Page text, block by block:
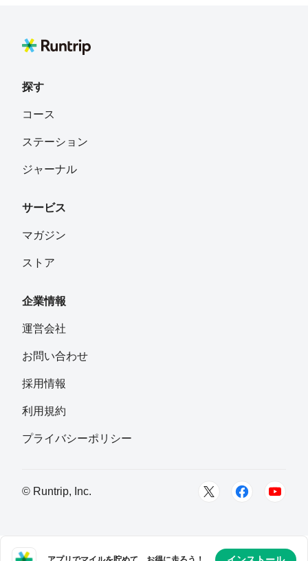
探す
コース
ステーション
ジャーナル
サービス
マガジン
ストア
企業情報
運営会社
お問い合わせ
採用情報
利用規約
プライバシーポリシー
© Runtrip, Inc.